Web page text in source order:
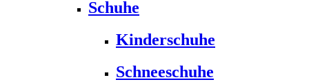
Schuhe
Kinderschuhe
Schneeschuhe